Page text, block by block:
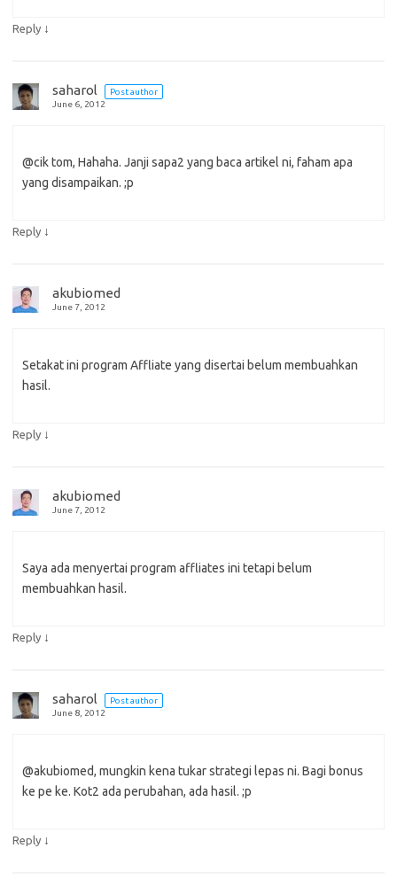
Reply ↓
saharol
Post author
June 6, 2012
@cik tom, Hahaha. Janji sapa2 yang baca artikel ni, faham apa
yang disampaikan. ;p
Reply ↓
akubiomed
June 7, 2012
Setakat ini program Affliate yang disertai belum membuahkan
hasil.
Reply ↓
akubiomed
June 7, 2012
Saya ada menyertai program affliates ini tetapi belum
membuahkan hasil.
Reply ↓
saharol
Post author
June 8, 2012
@akubiomed, mungkin kena tukar strategi lepas ni. Bagi bonus
ke pe ke. Kot2 ada perubahan, ada hasil. ;p
Reply ↓